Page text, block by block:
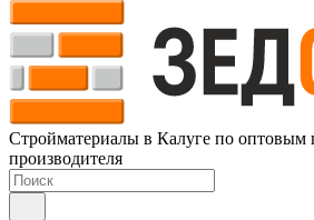
Стройматериалы в Калуге по оптовым
производителя